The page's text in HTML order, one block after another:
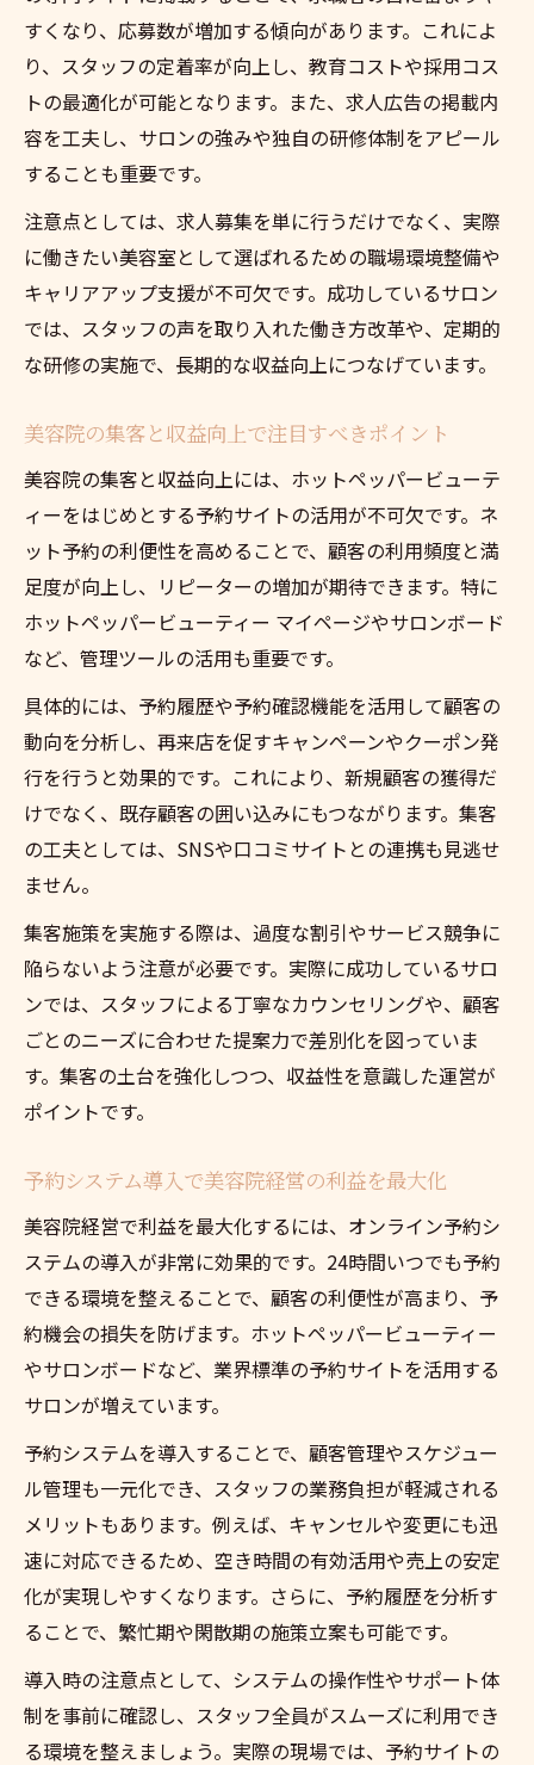
すくなり、応募数が増加する傾向があります。これによ
り、スタッフの定着率が向上し、教育コストや採用コス
トの最適化が可能となります。また、求人広告の掲載内
容を工夫し、サロンの強みや独自の研修体制をアピール
することも重要です。
注意点としては、求人募集を単に行うだけでなく、実際
に働きたい美容室として選ばれるための職場環境整備や
キャリアアップ支援が不可欠です。成功しているサロン
では、スタッフの声を取り入れた働き方改革や、定期的
な研修の実施で、長期的な収益向上につなげています。
美容院の集客と収益向上で注目すべきポイント
美容院の集客と収益向上には、ホットペッパービューテ
ィーをはじめとする予約サイトの活用が不可欠です。ネ
ット予約の利便性を高めることで、顧客の利用頻度と満
足度が向上し、リピーターの増加が期待できます。特に
ホットペッパービューティー マイページやサロンボード
など、管理ツールの活用も重要です。
具体的には、予約履歴や予約確認機能を活用して顧客の
動向を分析し、再来店を促すキャンペーンやクーポン発
行を行うと効果的です。これにより、新規顧客の獲得だ
けでなく、既存顧客の囲い込みにもつながります。集客
の工夫としては、SNSや口コミサイトとの連携も見逃せ
ません。
集客施策を実施する際は、過度な割引やサービス競争に
陥らないよう注意が必要です。実際に成功しているサロ
ンでは、スタッフによる丁寧なカウンセリングや、顧客
ごとのニーズに合わせた提案力で差別化を図っていま
す。集客の土台を強化しつつ、収益性を意識した運営が
ポイントです。
予約システム導入で美容院経営の利益を最大化
美容院経営で利益を最大化するには、オンライン予約シ
ステムの導入が非常に効果的です。24時間いつでも予約
できる環境を整えることで、顧客の利便性が高まり、予
約機会の損失を防げます。ホットペッパービューティー
やサロンボードなど、業界標準の予約サイトを活用する
サロンが増えています。
予約システムを導入することで、顧客管理やスケジュー
ル管理も一元化でき、スタッフの業務負担が軽減される
メリットもあります。例えば、キャンセルや変更にも迅
速に対応できるため、空き時間の有効活用や売上の安定
化が実現しやすくなります。さらに、予約履歴を分析す
ることで、繁忙期や閑散期の施策立案も可能です。
導入時の注意点として、システムの操作性やサポート体
制を事前に確認し、スタッフ全員がスムーズに利用でき
る環境を整えましょう。実際の現場では、予約サイトの